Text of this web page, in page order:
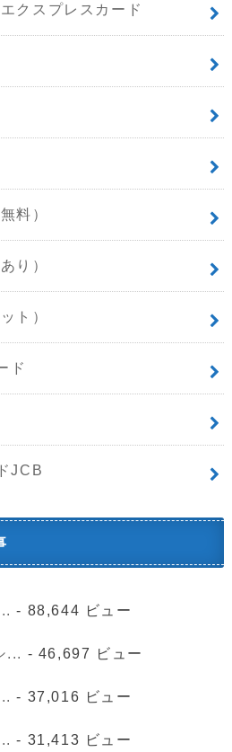
クスプレスカード
料）
り）
ト）
ド
JCB
- 88,644 ビュー
... - 46,697 ビュー
- 37,016 ビュー
- 31,413 ビュー